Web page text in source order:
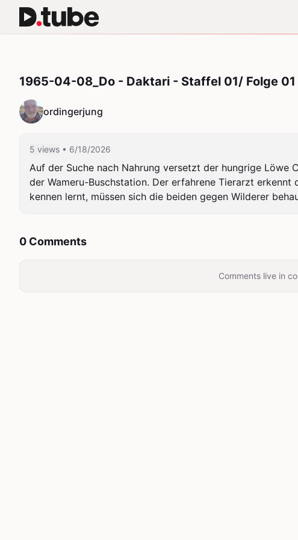
1965-04-08_Do - Daktari - Staffel 01/ Folge
ordingerjung
5 views • 6/18/2026
Auf der Suche nach Nahrung versetzt der hungrige Löwe
der Wameru-Buschstation. Der erfahrene Tierarzt
kennen lernt, müssen sich die beiden gegen Wilderer
0 Comments
Comments live in